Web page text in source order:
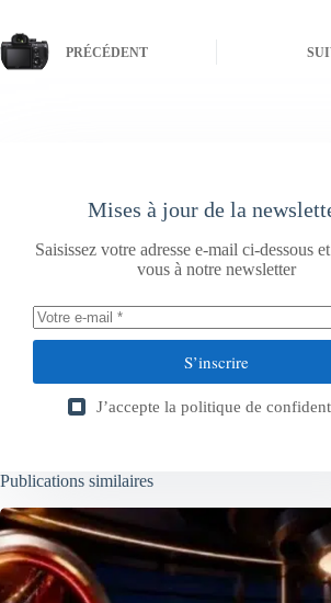
PRÉCÉDENT
Mises à jour de la
Saisissez votre adresse e-mail ci-dessous
vous à notre newsletter
S’inscrire
J’accepte la politique de
Publications similaires